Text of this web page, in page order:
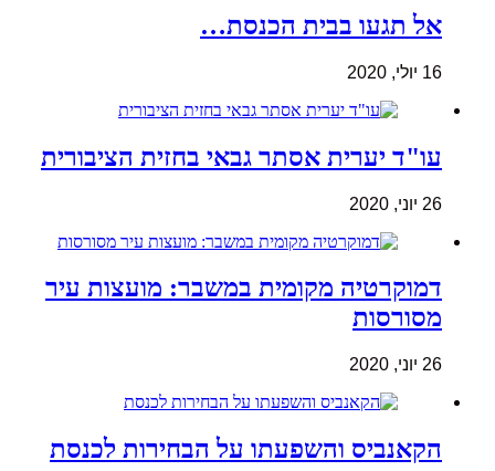
אל תגעו בבית הכנסת…
16 יולי, 2020
עו"ד יערית אסתר גבאי בחזית הציבורית
26 יוני, 2020
דמוקרטיה מקומית במשבר: מועצות עיר
מסורסות
26 יוני, 2020
הקאנביס והשפעתו על הבחירות לכנסת